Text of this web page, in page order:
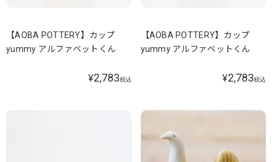
【AOBA POTTERY】カップ
yummy アルファベットくん
¥2,783税込
【AOBA POTTERY】カップ
yummy アルファベットくん
¥2,783税込